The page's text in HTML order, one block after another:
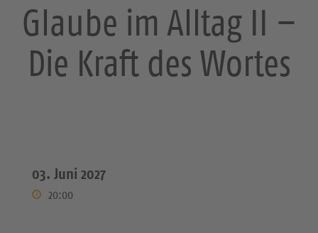
o
Glaube im Alltag II –
Die Kraft des Wortes
03. Juni 2027
20:00